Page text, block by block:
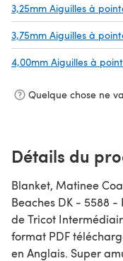
3,25mm Aiguilles à
3,75mm Aiguilles à
4,00mm Aiguilles à
Quelque chose ne
Détails du
Blanket, Matinee
Beaches DK - 5588
de Tricot Intermédiaire par King Cole,
format PDF
en Anglais. Super